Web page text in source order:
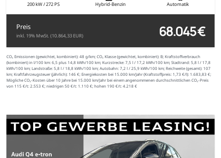
200 kW / 272 PS Hybrid-Benzin Automatik
Preis
inkl. 19% MwSt. (10.864,33 EUR) 68.045 €
CO₂ Emissionen (gewichtet, kombiniert): 48 g/km; CO₂ Klasse (gewichtet, kombiniert): B; Kraftstoffverbrauch
(kombiniert) in l/100 km: 6,5 plus 14,8 kWh/100 km; Kurzstrecke: 7,5 l / 17,2 kWh/100 km; Stadtrand: 5,8 l / 17,8
kWh/100 km; Landstraße: 5,8 l / 18,8 kWh/100 km; Autobahn: 7,2 l / 25,9 kWh/100 km; Reichweite (gesamt): 107
km; Kraftfahrzeugsteuer (jährlich): 146 €; Energiekosten bei 15.000 km/Jahr (Kraftstoffpreis: 1,73 €/l): 1.683,83 €;
Mögliche CO₂-Kosten über 10 Jahre bei 15.000 km/Jahr bei einem angenommenen durchschnittlichen CO₂-Preis
von 115 €/t: 2.553 €; niedrigen 50 €/t: 1.110 €; hohen 190 €/t: 4.218 €